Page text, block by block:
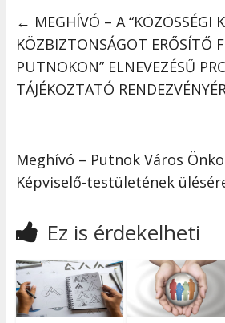
← MEGHÍVÓ – A “KÖZÖSSÉGI
KÖZBIZTONSÁGOT ERŐSÍTŐ
PUTNOKON” ELNEVEZÉSŰ
TÁJÉKOZTATÓ
Meghívó – Putnok Város
Képviselő-testületének
Ez is érdekelheti